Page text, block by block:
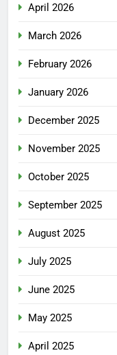
April 2026
March 2026
February 2026
January 2026
December 2025
November 2025
October 2025
September 2025
August 2025
July 2025
June 2025
May 2025
April 2025